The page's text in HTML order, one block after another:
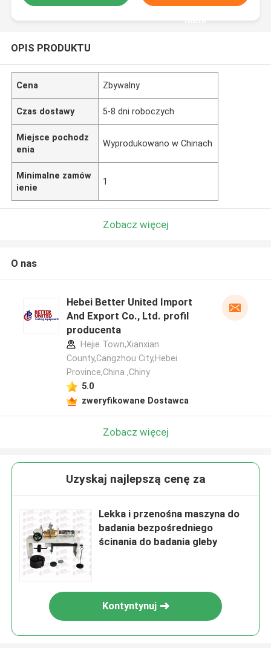
nami
OPIS PRODUKTU
Cena Zbywalny
Czas dostawy 5-8 dni roboczych
Miejsce pochodz
enia
Wyprodukowano w Chinach
Minimalne zamów
ienie
1
Zobacz więcej
O nas
Hebei Better United Import
And Export Co., Ltd. profil
producenta
Hejie Town,Xianxian
County,Cangzhou City,Hebei
Province,China ,Chiny
5.0
zweryfikowane Dostawca
Zobacz więcej
Uzyskaj najlepszą cenę za
Lekka i przenośna maszyna do
badania bezpośredniego
ścinania do badania gleby
Kontyntynuj